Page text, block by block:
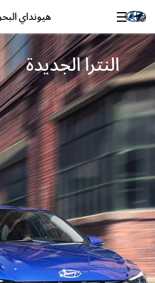
هيونداي
النترا الجديدة